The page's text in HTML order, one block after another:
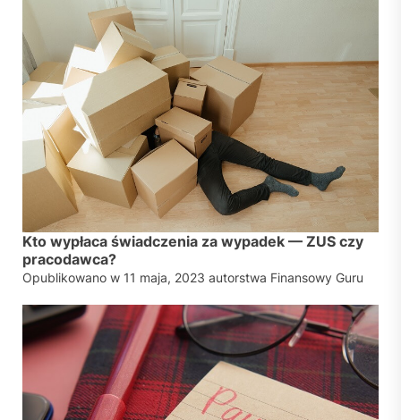
Kto wypłaca świadczenia za wypadek — ZUS czy
pracodawca?
Opublikowano w 11 maja, 2023 autorstwa Finansowy Guru